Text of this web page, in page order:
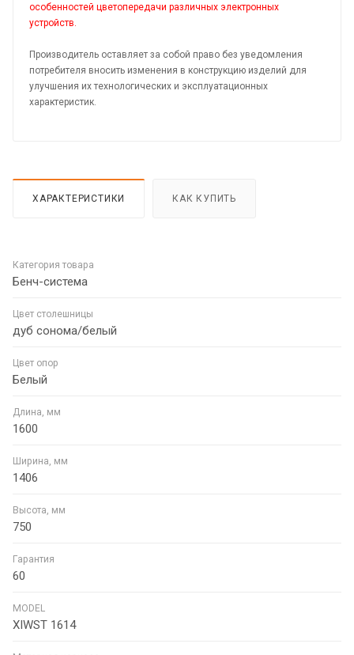
особенностей цветопередачи различных электронных
устройств.
Производитель оставляет за собой право без уведомления
потребителя вносить изменения в конструкцию изделий для
улучшения их технологических и эксплуатационных
характеристик.
ХАРАКТЕРИСТИКИ КАК КУПИТЬ
Категория товара
Бенч-система
Цвет столешницы
дуб сонома/белый
Цвет опор
Белый
Длина, мм
1600
Ширина, мм
1406
Высота, мм
750
Гарантия
60
MODEL
XIWST 1614